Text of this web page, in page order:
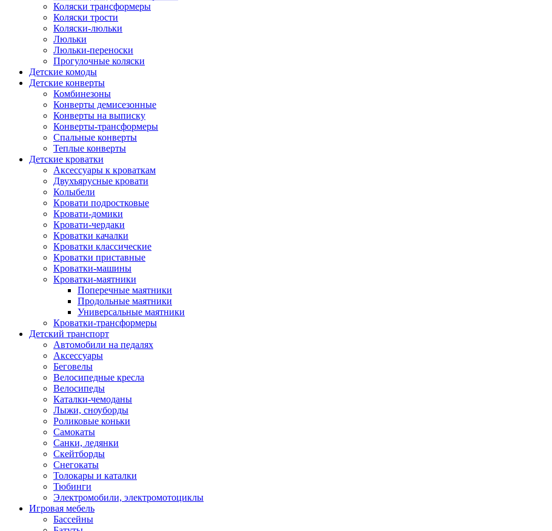
Коляски трансформеры
Коляски трости
Коляски-люльки
Люльки
Люльки-переноски
Прогулочные коляски
Детские комоды
Детские конверты
Комбинезоны
Конверты демисезонные
Конверты на выписку
Конверты-трансформеры
Спальные конверты
Теплые конверты
Детские кроватки
Аксессуары к кроваткам
Двухъярусные кровати
Колыбели
Кровати подростковые
Кровати-домики
Кровати-чердаки
Кроватки качалки
Кроватки классические
Кроватки приставные
Кроватки-машины
Кроватки-маятники
Поперечные маятники
Продольные маятники
Универсальные маятники
Кроватки-трансформеры
Детский транспорт
Автомобили на педалях
Аксессуары
Беговелы
Велосипедные кресла
Велосипеды
Каталки-чемоданы
Лыжи, сноуборды
Роликовые коньки
Самокаты
Санки, ледянки
Скейтборды
Снегокаты
Толокары и каталки
Тюбинги
Электромобили, электромотоциклы
Игровая мебель
Бассейны